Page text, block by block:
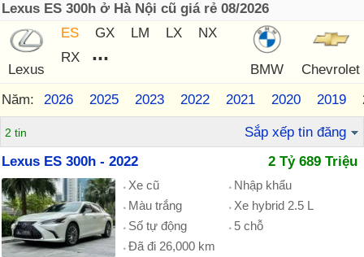
Lexus ES 300h ở Hà Nội cũ giá rẻ 08/2026
Lexus
ES GX LM LX
NX
RX
...
BMW
Chevrolet
Năm:
2026 2025 2023 2022 2021 2020 2019
2 tin
Sắp xếp tin đăng
Lexus ES 300h - 2022
2 Tỷ 689 Triệu
Xe cũ
Nhập khẩu
Màu trắng
Xe hybrid 2.5 L
Số tự động
5 chỗ
Đã đi 26,000 km